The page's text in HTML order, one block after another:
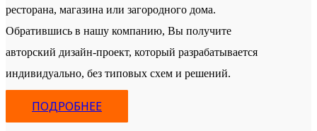
ресторана, магазина или загородного дома.
Обратившись в нашу компанию, Вы получите
авторский дизайн-проект, который разрабатывается
индивидуально, без типовых схем и решений.
ПОДРОБНЕЕ